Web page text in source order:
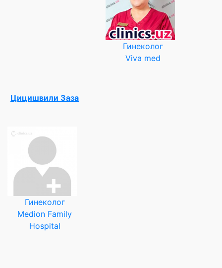
Гинеколог
Viva med
Цицишвили Заза
Гинеколог
Medion Family
Hospital